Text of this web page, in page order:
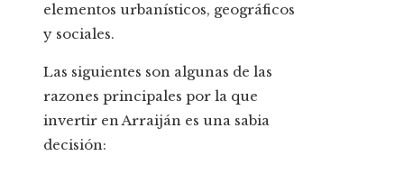
elementos urbanísticos, geográficos
y sociales.
Las siguientes son algunas de las
razones principales por la que
invertir en Arraiján es una sabia
decisión: